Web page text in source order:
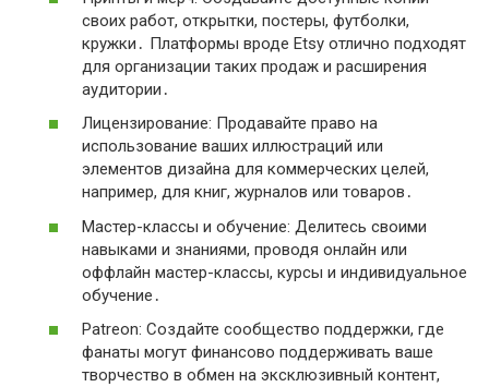
своих работ, открытки, постеры, футболки,
кружки․ Платформы вроде Etsy отлично подходят
для организации таких продаж и расширения
аудитории․
Лицензирование: Продавайте право на
использование ваших иллюстраций или
элементов дизайна для коммерческих целей,
например, для книг, журналов или товаров․
Мастер-классы и обучение: Делитесь своими
навыками и знаниями, проводя онлайн или
оффлайн мастер-классы, курсы и индивидуальное
обучение․
Patreon: Создайте сообщество поддержки, где
фанаты могут финансово поддерживать ваше
творчество в обмен на эксклюзивный контент,